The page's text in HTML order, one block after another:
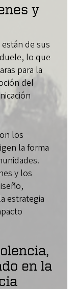
y
de sus
lo que
para la
del
los
la forma
y los
estrategia
en la